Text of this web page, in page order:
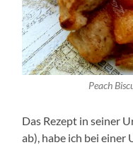
Peach
Das Rezept in seiner
ab), habe ich bei einer